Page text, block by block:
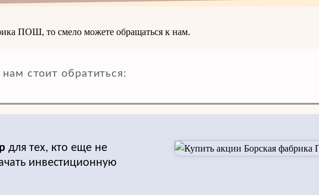
ПОШ, то смело можете обращаться к нам.
стоит обратиться:
для тех, кто еще не
инвестиционную